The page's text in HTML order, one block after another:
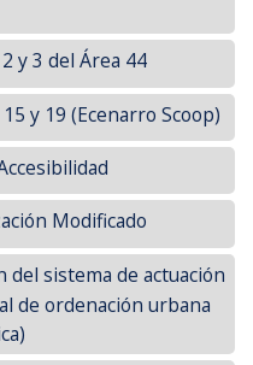
y 3 del Área 44
y 19 (Ecenarro Scoop)
Modificado
del sistema de actuación
de ordenación urbana